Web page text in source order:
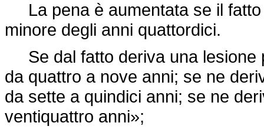
La pena è aumentata se il fatto
minore degli anni quattordici.
Se dal fatto deriva una lesione
da quattro a nove anni; se ne
da sette a quindici anni; se ne
ventiquattro anni»;